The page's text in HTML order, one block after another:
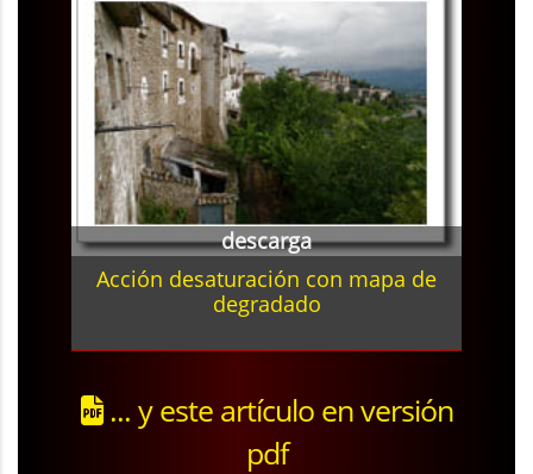
descarga
Acción desaturación con mapa de
degradado
... y este artículo en versión
pdf